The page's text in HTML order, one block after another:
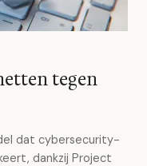
tegen
dat cybersecurity-
dankzij Project